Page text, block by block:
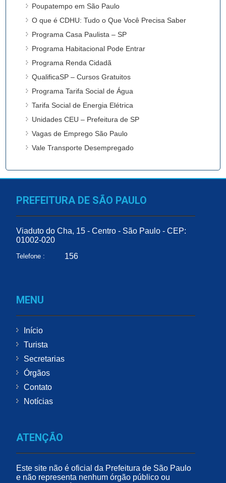
Poupatempo em São Paulo
O que é CDHU: Tudo o Que Você Precisa Saber
Programa Casa Paulista – SP
Programa Habitacional Pode Entrar
Programa Renda Cidadã
QualificaSP – Cursos Gratuitos
Programa Tarifa Social de Água
Tarifa Social de Energia Elétrica
Unidades CEU – Prefeitura de SP
Vagas de Emprego São Paulo
Vale Transporte Desempregado
PREFEITURA DE SÃO PAULO
Viaduto do Cha, 15 - Centro - São Paulo - CEP:
01002-020
Telefone : 156
MENU
Início
Turista
Secretarias
Órgãos
Contato
Notícias
ATENÇÃO
Este site não é oficial da Prefeitura de São Paulo
e não representa nenhum órgão público ou